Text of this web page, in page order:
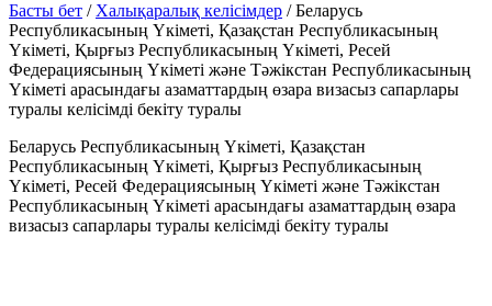
Басты бет / Халықаралық келісімдер /Беларусь
Республикасының Үкіметі, Қазақстан Республикасының
Үкіметі, Қырғыз Республикасының Үкіметі, Ресей
Федерациясының Үкіметі және Тәжікстан Республикасының
Үкіметі арасындағы азаматтардың өзара визасыз сапарлары
туралы келісімді бекіту туралы
Беларусь Республикасының Үкіметі, Қазақстан
Республикасының Үкіметі, Қырғыз Республикасының
Үкіметі, Ресей Федерациясының Үкіметі және Тәжікстан
Республикасының Үкіметі арасындағы азаматтардың өзара
визасыз сапарлары туралы келісімді бекіту туралы